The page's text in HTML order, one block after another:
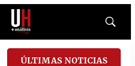
Mostrar
ÚLTIMAS NOTICIAS